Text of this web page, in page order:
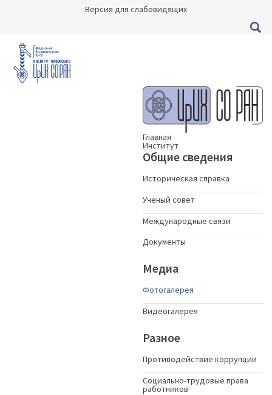
Версия для слабовидящих
Главная
Институт
Общие сведения
Историческая справка
Ученый совет
Международные связи
Документы
Медиа
Фотогалерея
Видеогалерея
Разное
Противодействие коррупции
Социально-трудовые права
работников